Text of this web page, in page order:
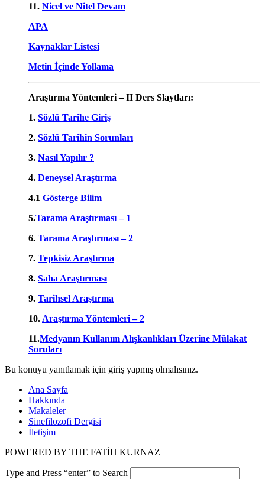
11. Nicel ve Nitel Devam
APA
Kaynaklar Listesi
Metin İçinde Yollama
Araştırma Yöntemleri – II Ders Slaytları:
1. Sözlü Tarihe Giriş
2. Sözlü Tarihin Sorunları
3. Nasıl Yapılır ?
4. Deneysel Araştırma
4.1 Gösterge Bilim
5.Tarama Araştırması – 1
6. Tarama Araştırması – 2
7. Tepkisiz Araştırma
8. Saha Araştırması
9. Tarihsel Araştırma
10. Araştırma Yöntemleri – 2
11.Medyanın Kullanım Alışkanlıkları Üzerine Mülakat
Soruları
Bu konuyu yanıtlamak için giriş yapmış olmalısınız.
Ana Sayfa
Hakkında
Makaleler
Sinefilozofi Dergisi
İletişim
POWERED BY THE FATİH KURNAZ
Type and Press “enter” to Search